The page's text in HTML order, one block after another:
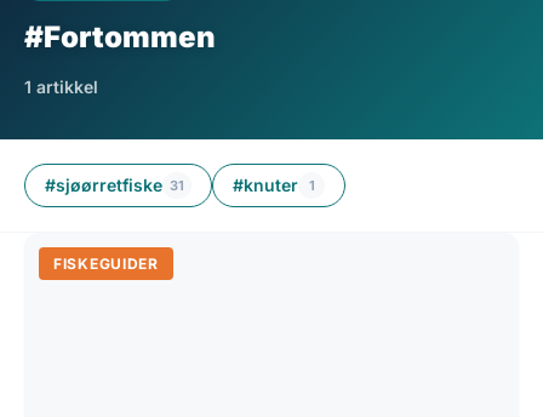
#Fortommen
1 artikkel
#sjøørretfiske 31 #knuter 1
FISKEGUIDER